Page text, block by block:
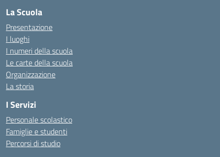
La Scuola
Presentazione
I luoghi
I numeri della scuola
Le carte della scuola
Organizzazione
La storia
I Servizi
Personale scolastico
Famiglie e studenti
Percorsi di studio